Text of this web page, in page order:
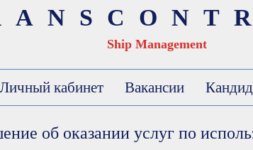
Ship Management
Личный кабинет Вакансии
об оказании услуг по